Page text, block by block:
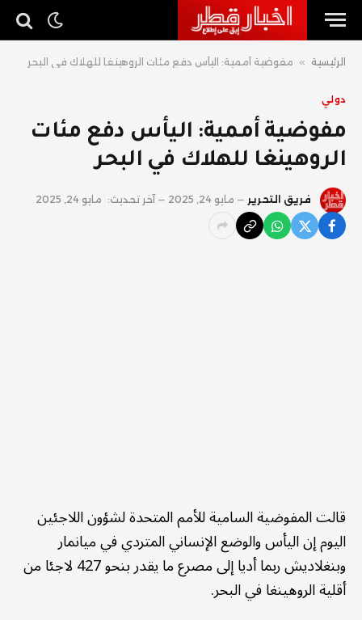
الرئيسية » مفوضية أممية: اليأس دفع مئات الروهينغا للهلاك في البحر
دولي
مفوضية أممية: اليأس دفع مئات
الروهينغا للهلاك في البحر
فريق التحرير مايو 24, 2025 آخر تحديث: مايو 24, 2025
قالت المفوضية السامية للأمم المتحدة لشؤون اللاجئين
اليوم إن اليأس والوضع الإنساني المتردي في ميانمار
وبنغلاديش ربما أديا إلى مصرع ما يقدر بنحو 427 لاجئا من
أقلية الروهينغا في البحر.